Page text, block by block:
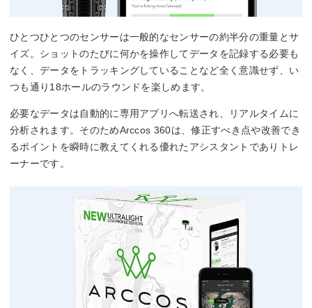
ひとつひとつのセンサーは一般的なセンサーの約半分の重量とサ
イズ。ショットのたびに何かを操作してデータを記録する必要も
なく、データをトラッキングしていることなど全く意識せず、い
つも通り18ホールのラウンドを楽しめます。
必要なデータは自動的に専用アプリへ転送され、リアルタイムに
分析されます。そのためArccos 360は、修正すべき点や改善でき
るポイントを瞬時に教えてくれる優れたアシスタントでありトレ
ーナーです。